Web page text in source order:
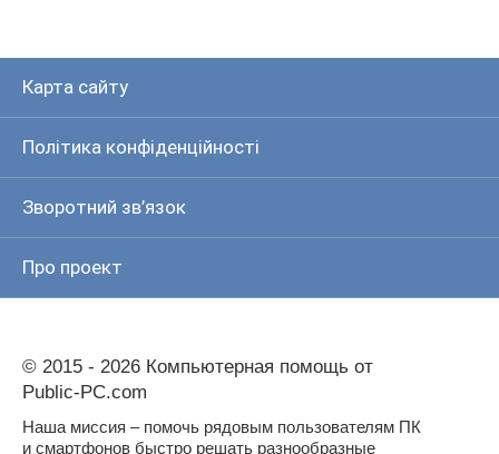
Карта сайту
Політика конфіденційності
Зворотний зв’язок
Про проект
© 2015 - 2026 Компьютерная помощь от
Public-PC.com
Наша миссия – помочь рядовым пользователям ПК
и смартфонов быстро решать разнообразные